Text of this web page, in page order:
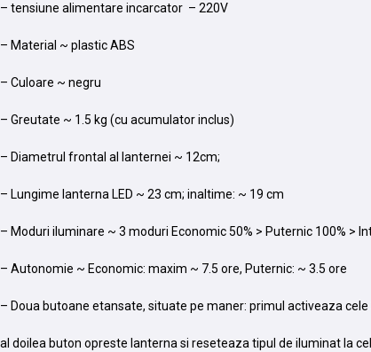
– tensiune alimentare incarcator – 220V
– Material ~ plastic ABS
– Culoare ~ negru
– Greutate ~ 1.5 kg (cu acumulator inclus)
– Diametrul frontal al lanternei ~ 12cm;
– Lungime lanterna LED ~ 23 cm; inaltime: ~ 19 cm
– Moduri iluminare ~ 3 moduri Economic 50% > Puternic 100% >
– Autonomie ~ Economic: maxim ~ 7.5 ore, Puternic: ~ 3.5 ore
– Doua butoane etansate, situate pe maner: primul activeaza
al doilea buton opreste lanterna si reseteaza tipul de iluminat la